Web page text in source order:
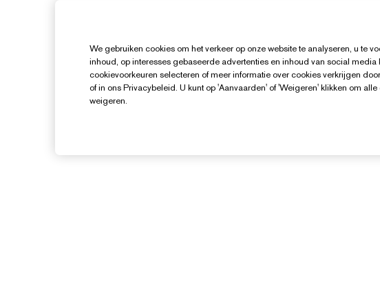
We gebruiken cookies om het verkeer op onze website te analyseren, u te
inhoud, op interesses gebaseerde advertenties en inhoud van social media
cookievoorkeuren selecteren of meer informatie over cookies verkrijgen
of in ons Privacybeleid. U kunt op 'Aanvaarden' of 'Weigeren' klikken om
weigeren.